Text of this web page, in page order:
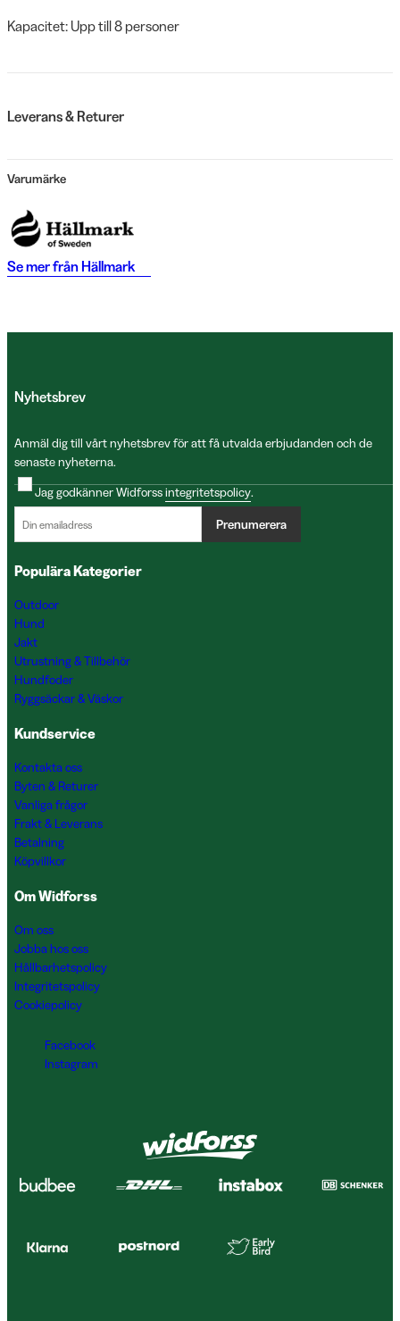
Kapacitet: Upp till 8 personer
Leverans & Returer
Varumärke
Se mer från Hällmark
Nyhetsbrev
Anmäl dig till vårt nyhetsbrev för att få utvalda erbjudanden och de
senaste nyheterna.
Jag godkänner Widforssintegritetspolicy.
Prenumerera
Populära Kategorier
Outdoor
Hund
Jakt
Utrustning & Tillbehör
Hundfoder
Ryggsäckar & Väskor
Kundservice
Kontakta oss
Byten & Returer
Vanliga frågor
Frakt & Leverans
Betalning
Köpvillkor
Om Widforss
Om oss
Jobba hos oss
Hållbarhetspolicy
Integritetspolicy
Cookiepolicy
Facebook
Instagram